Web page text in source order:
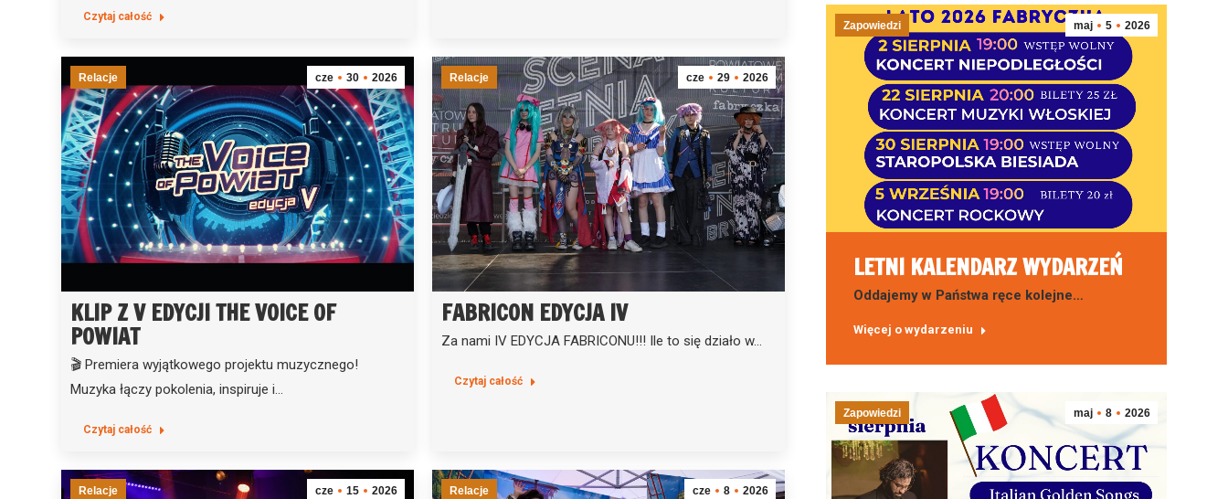
Czytaj całość
cze 30 2026
Relacje
KLIP Z V EDYCJI THE VOICE OF
POWIAT
🎬 Premiera wyjątkowego projektu muzycznego!
Muzyka łączy pokolenia, inspiruje i…
Czytaj całość
cze 29 2026
Relacje
FABRICON EDYCJA IV
Za nami IV EDYCJA FABRICONU!!! Ile to się działo w…
Czytaj całość
cze 15 2026
Relacje cze 8 2026
Relacje
maj 5 2026
Zapowiedzi
LETNI KALENDARZ WYDARZEŃ
Oddajemy w Państwa ręce kolejne…
Więcej o wydarzeniu
maj 8 2026
Zapowiedzi